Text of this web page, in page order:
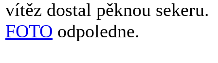
vítěz dostal pěknou sekeru.
FOTO odpoledne.